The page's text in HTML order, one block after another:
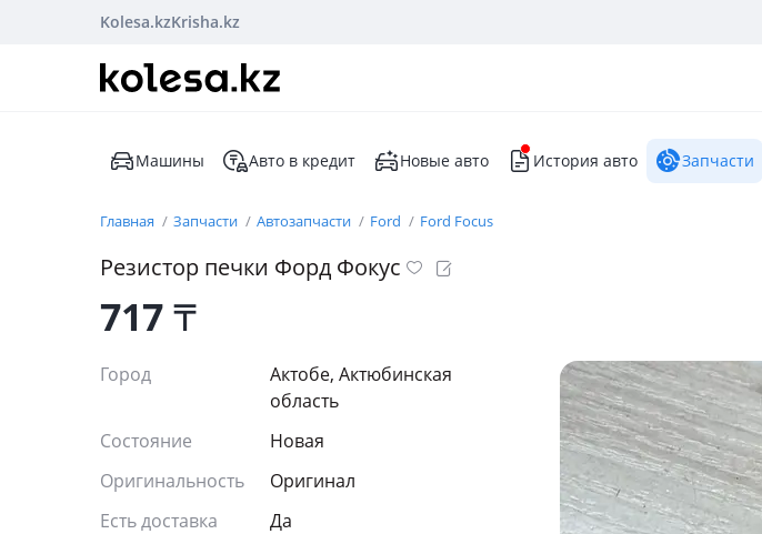
Kolesa.kzKrisha.kz
Машины Авто в кредит Новые авто История авто Запчасти
Главная Запчасти Автозапчасти Ford Ford Focus
Резистор печки Форд Фокус
717₸
Город
Актобе, Актюбинская
область
Состояние
Новая
Оригинальность
Оригинал
Есть доставка
Да